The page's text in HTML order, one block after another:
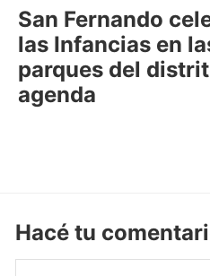
San Fernando
las Infancias en
parques del
agenda
Hacé tu